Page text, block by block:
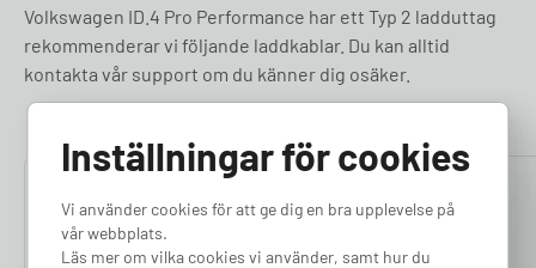
Volkswagen ID.4 Pro Performance har ett Typ 2 ladduttag
rekommenderar vi följande laddkablar. Du kan alltid
kontakta vår support om du känner dig osäker.
Inställningar för cookies
Vi använder cookies för att ge dig en bra upplevelse på
vår webbplats.
Läs mer om vilka cookies vi använder, samt hur du